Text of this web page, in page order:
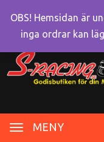
MENY
OBS! Hemsidan är
inga ordrar kan